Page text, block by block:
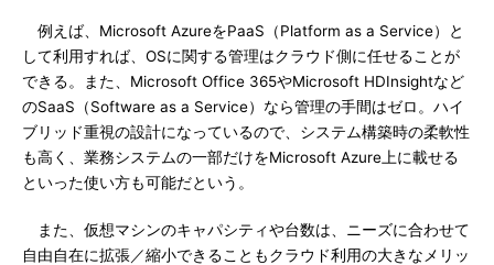
例えば、Microsoft AzureをPaaS（Platform as a Service）と
して利用すれば、OSに関する管理はクラウド側に任せることが
できる。また、Microsoft Office 365やMicrosoft HDInsightなど
のSaaS（Software as a Service）なら管理の手間はゼロ。ハイ
ブリッド重視の設計になっているので、システム構築時の柔軟性
も高く、業務システムの一部だけをMicrosoft Azure上に載せる
といった使い方も可能だという。
また、仮想マシンのキャパシティや台数は、ニーズに合わせて
自由自在に拡張／縮小できることもクラウド利用の大きなメリッ